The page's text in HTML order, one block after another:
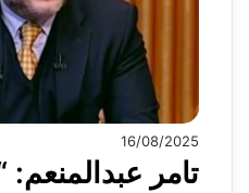
16/08/2025
تامر عبدالمنعم: